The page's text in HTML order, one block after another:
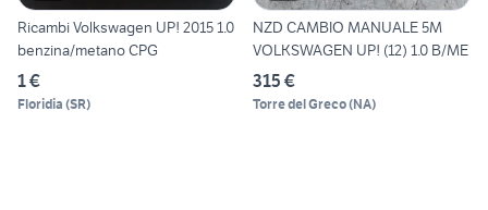
Ricambi Volkswagen UP! 2015 1.0
benzina/metano CPG
1 €
Floridia (SR)
NZD CAMBIO MANUALE 5M
VOLKSWAGEN UP! (12) 1.0 B/ME
315 €
Torre del Greco(NA)